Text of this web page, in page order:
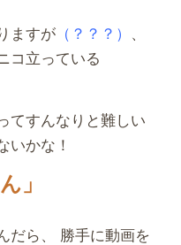
ますが（？？？） 、
コ立っている
てすんなりと難しい
いかな！
」
だら、 勝手に動画を